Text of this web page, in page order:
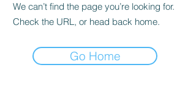
We can’t find the page you’re looking for.
Check the URL, or head back home.
Go Home